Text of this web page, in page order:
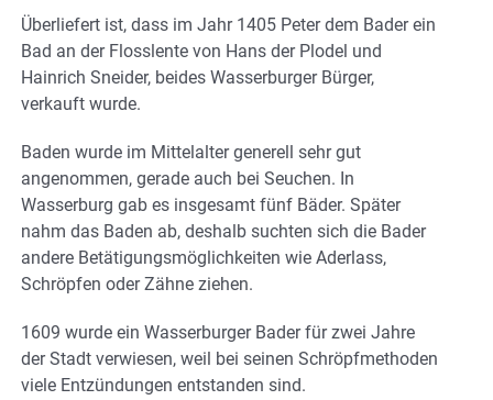
Überliefert ist, dass im Jahr 1405 Peter dem Bader ein
Bad an der Flosslente von Hans der Plodel und
Hainrich Sneider, beides Wasserburger Bürger,
verkauft wurde.
Baden wurde im Mittelalter generell sehr gut
angenommen, gerade auch bei Seuchen. In
Wasserburg gab es insgesamt fünf Bäder. Später
nahm das Baden ab, deshalb suchten sich die Bader
andere Betätigungsmöglichkeiten wie Aderlass,
Schröpfen oder Zähne ziehen.
1609 wurde ein Wasserburger Bader für zwei Jahre
der Stadt verwiesen, weil bei seinen Schröpfmethoden
viele Entzündungen entstanden sind.